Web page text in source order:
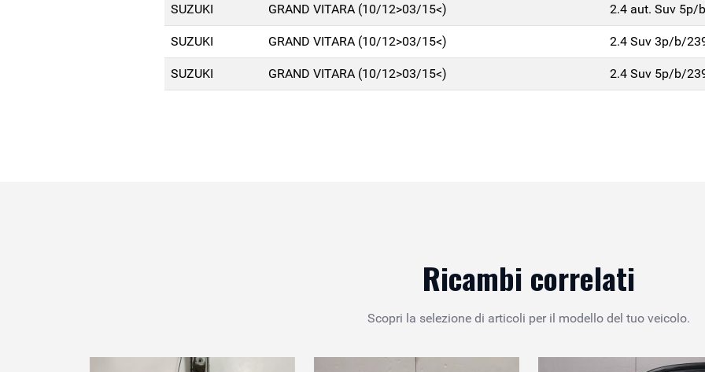
SUZUKI GRAND VITARA (10/12>03/15<) 2.4 aut. Suv 5p/
SUZUKI GRAND VITARA (10/12>03/15<) 2.4 Suv 3p/b/
SUZUKI GRAND VITARA (10/12>03/15<) 2.4 Suv 5p/b/
Ricambi correlati
Scopri la selezione di articoli per il modello del tuo veicolo.